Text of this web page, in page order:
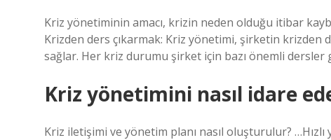
Kriz yönetiminin amacı, krizin neden olduğu itibar
Krizden ders çıkarmak: Kriz yönetimi, şirketin krizden
sağlar. Her kriz durumu şirket için bazı önemli dersler
Kriz yönetimini nasıl idare
Kriz iletişimi ve yönetim planı nasıl oluşturulur?